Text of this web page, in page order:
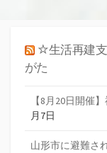
☆生活再
がた
【8月20日開催
月7日
山形市に避難さ